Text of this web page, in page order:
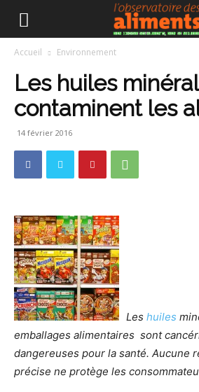
Accueil Environnement
Les huiles
contaminent les
14 février 2016
Les huiles
emballages alimentaires sont
dangereuses pour la santé. Aucune
précise ne protège les